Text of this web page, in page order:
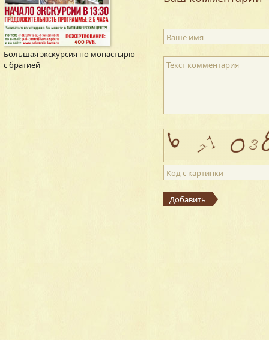
Большая экскурсия по монастырю
с братией
Ваше имя
Текст комментария
Код с картинки
Добавить